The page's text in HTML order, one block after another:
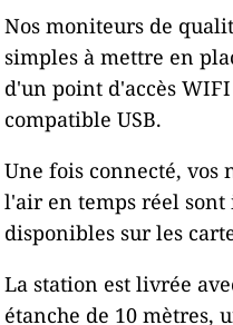
Nos moniteurs de
simples à mettre en
d'un point d'accès
compatible USB.
Une fois connecté,
l'air en temps réel
disponibles sur les
La station est livrée
étanche de 10 mètres,